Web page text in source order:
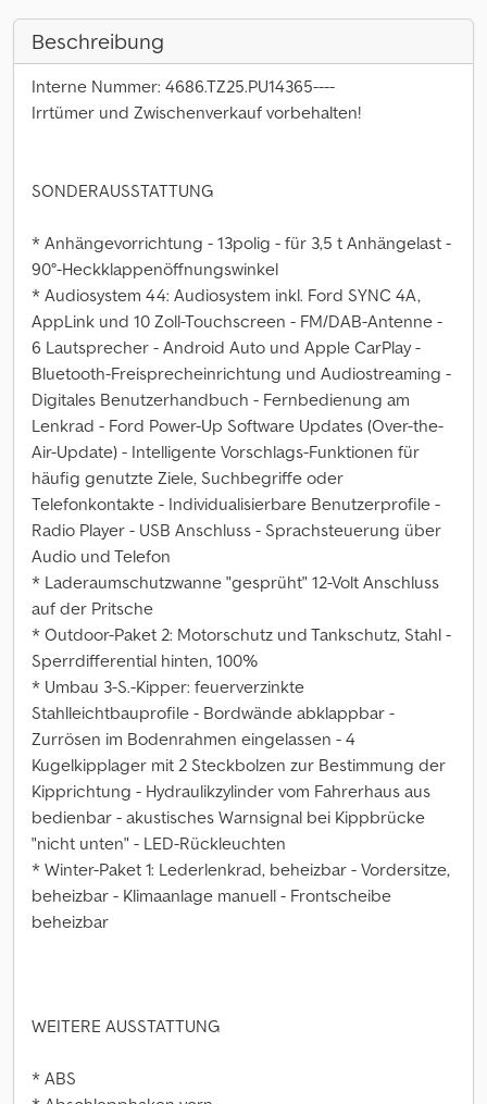
Beschreibung
Interne Nummer: 4686.TZ25.PU14365----
Irrtümer und Zwischenverkauf vorbehalten!
SONDERAUSSTATTUNG
* Anhängevorrichtung - 13polig - für 3,5 t Anhängelast -
90°-Heckklappenöffnungswinkel
* Audiosystem 44: Audiosystem inkl. Ford SYNC 4A,
AppLink und 10 Zoll-Touchscreen - FM/DAB-Antenne -
6 Lautsprecher - Android Auto und Apple CarPlay -
Bluetooth-Freisprecheinrichtung und Audiostreaming -
Digitales Benutzerhandbuch - Fernbedienung am
Lenkrad - Ford Power-Up Software Updates (Over-the-
Air-Update) - Intelligente Vorschlags-Funktionen für
häufig genutzte Ziele, Suchbegriffe oder
Telefonkontakte - Individualisierbare Benutzerprofile -
Radio Player - USB Anschluss - Sprachsteuerung über
Audio und Telefon
* Laderaumschutzwanne "gesprüht" 12-Volt Anschluss
auf der Pritsche
* Outdoor-Paket 2: Motorschutz und Tankschutz, Stahl -
Sperrdifferential hinten, 100%
* Umbau 3-S.-Kipper: feuerverzinkte
Stahlleichtbauprofile - Bordwände abklappbar -
Zurrösen im Bodenrahmen eingelassen - 4
Kugelkipplager mit 2 Steckbolzen zur Bestimmung der
Kipprichtung - Hydraulikzylinder vom Fahrerhaus aus
bedienbar - akustisches Warnsignal bei Kippbrücke
"nicht unten" - LED-Rückleuchten
* Winter-Paket 1: Lederlenkrad, beheizbar - Vordersitze,
beheizbar - Klimaanlage manuell - Frontscheibe
beheizbar
WEITERE AUSSTATTUNG
* ABS